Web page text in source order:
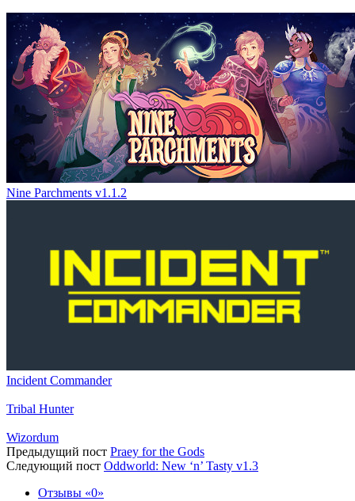
Nine Parchments v1.1.2
Incident Commander
Tribal Hunter
Wizordum
Предыдущий пост Praey for the Gods
Следующий пост Oddworld: New ‘n’ Tasty v1.3
Отзывы
0